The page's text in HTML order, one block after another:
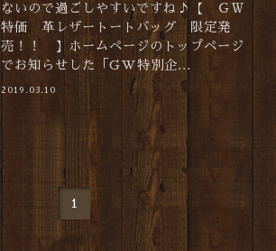
ないので過ごしやすいですね♪【 ＧＷ
特価 革レザートートバッグ 限定発
売！！ 】ホームページのトップページ
でお知らせした「GW特別企...
2019.03.10
1